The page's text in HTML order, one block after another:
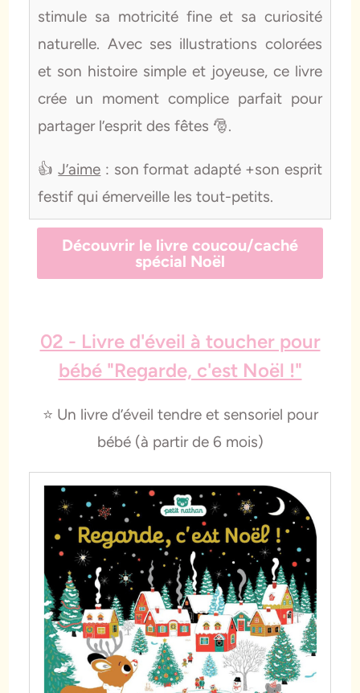
stimule sa motricité fine et sa curiosité
naturelle. Avec ses illustrations colorées
et son histoire simple et joyeuse, ce livre
crée un moment complice parfait pour
partager l’esprit des fêtes 🎅.
👍J’aime : son format adapté +son esprit
festif qui émerveille les tout-petits.
Découvrir le livre coucou/caché
spécial Noël
02 - Livre d'éveil à toucher pour
bébé "Regarde, c'est Noël !"
⭐️ Un livre d’éveil tendre et sensoriel pour
bébé (à partir de 6 mois)